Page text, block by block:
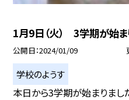
1月9日（火） 3学期が始ま
公開日 2024/01/09
学校のようす
本日から3学期が始まりまし